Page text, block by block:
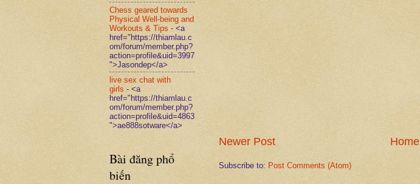
Newer Post Home
Subscribe to: Post Comments (Atom)
Chess geared towards
Physical Well-being and
Workouts & Tips - <a
href="https://thiamlau.c
om/forum/member.php?
action=profile&uid=3997
">Jasondep</a>
live sex chat with
girls - <a
href="https://thiamlau.c
om/forum/member.php?
action=profile&uid=4863
">ae888sotware</a>
Bài đăng phổ
biến